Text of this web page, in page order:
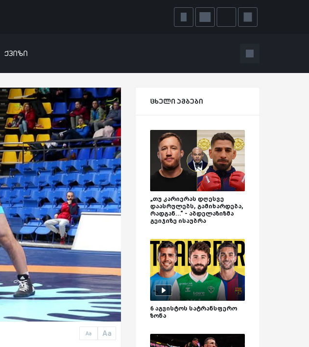
ქვიზი
Aa Aa
ცხელი ამბები
„თუ კარიერას დღესვე
დაასრულებს, გამიხარდება,
რადგან...“ - აბდელაზიზმა
გეიჯიზე ისაუბრა
6 აგვისტოს სატრანსფერო
ზონა